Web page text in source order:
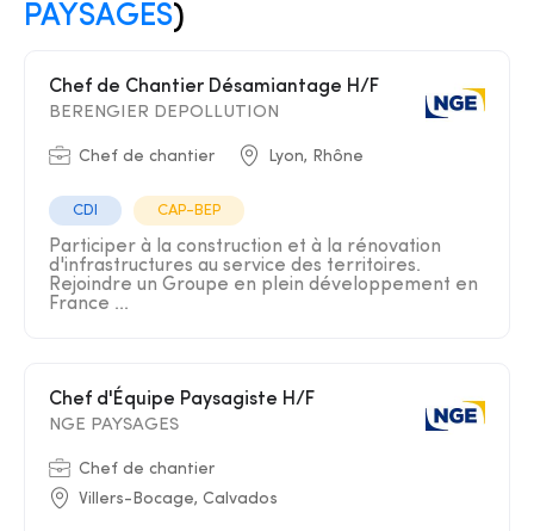
PAYSAGES)
Chef de Chantier Désamiantage H/F
BERENGIER DEPOLLUTION
Chef de chantier Lyon, Rhône
CDI CAP-BEP
Participer à la construction et à la rénovation
d'infrastructures au service des territoires.
Rejoindre un Groupe en plein développement en
France ...
Chef d'Équipe Paysagiste H/F
NGE PAYSAGES
Chef de chantier
Villers-Bocage, Calvados